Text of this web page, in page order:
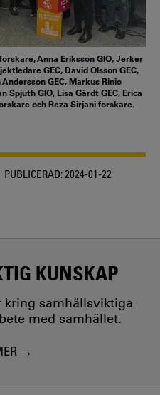
Anna Eriksson GIO, Jerker
GEC, David Olsson GEC,
GEC, Markus Rinio
Spjuth GIO, Lisa Gärdt GEC, Erica
och Reza Sirjani forskare.
PUBLICERAD:2024-01-22
KUNSKAP
samhällsviktiga
med samhället.